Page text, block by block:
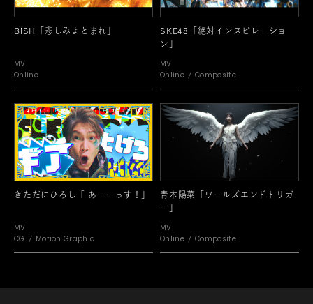
BiSH「悲しみよとまれ」
MV
Online
SKE48「絶対インスピレーショ
ン」
MV
Online
Composite
きただにひろし「 あーーっす！」
MV
CG
Motion Graphic
青木陽菜「ワールズエンドトリガ
ー」
MV
Online
Composite